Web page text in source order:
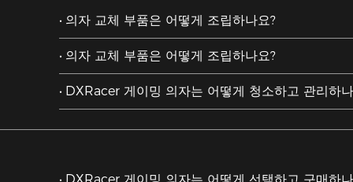
의자 교체 부품은 어떻게 조립하나요?
의자 교체 부품은 어떻게 조립하나요?
DXRacer 게이밍 의자는 어떻게 청소하고 관리하